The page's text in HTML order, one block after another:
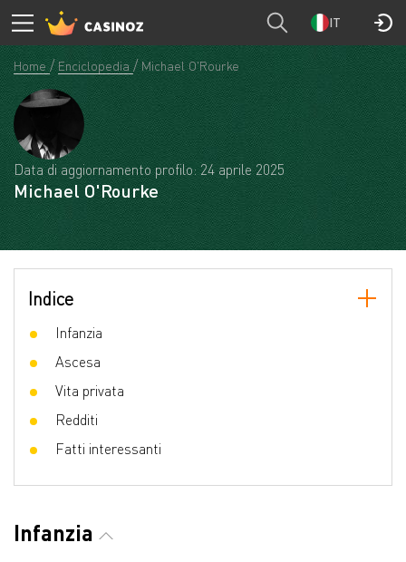
IT
Home Enciclopedia Michael O'Rourke
Data di aggiornamento profilo: 24 aprile 2025
Michael O'Rourke
Indice
Infanzia
Ascesa
Vita privata
Redditi
Fatti interessanti
Infanzia